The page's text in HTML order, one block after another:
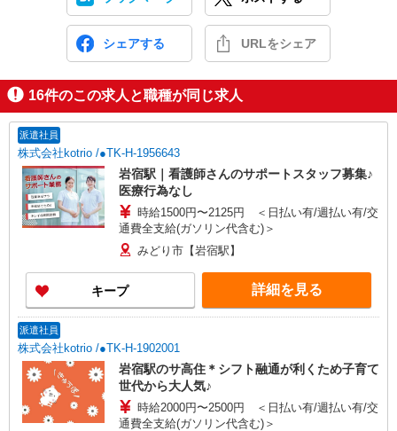
シェアする URLをシェア
16件のこの求人と職種が同じ求人
派遣社員
株式会社kotrio /●TK-H-1956643
岩宿駅｜看護師さんのサポートスタッフ募集♪
医療行為なし
時給1500円〜2125円 ＜日払い有/週払い有/交
通費全支給(ガソリン代含む)＞
みどり市【岩宿駅】
キープ 詳細を見る
派遣社員
株式会社kotrio /●TK-H-1902001
岩宿駅のサ高住＊シフト融通が利くため子育て
世代から大人気♪
時給2000円〜2500円 ＜日払い有/週払い有/交
通費全支給(ガソリン代含む)＞